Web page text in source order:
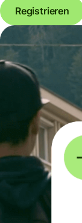
Registrieren